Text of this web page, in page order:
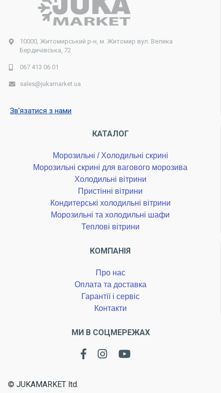
10000, Житомирський р-н, м. Житомир вул. Велика
Бердичівська, 72
067 413 06 01
sales@jukamarket.ua
Зв'язатися з нами
КАТАЛОГ
Морозильні / Холодильні скрині
Морозильні скрині для вагового морозива
Холодильні вітрини
Пристінні вітрини
Кондитерські холодильні вітрини
Морозильні та холодильні шафи
Теплові вітрини
КОМПАНІЯ
Про нас
Оплата та доставка
Гарантії і сервіс
Контакти
МИ В СОЦМЕРЕЖАХ
© JUKAMARKET ltd.